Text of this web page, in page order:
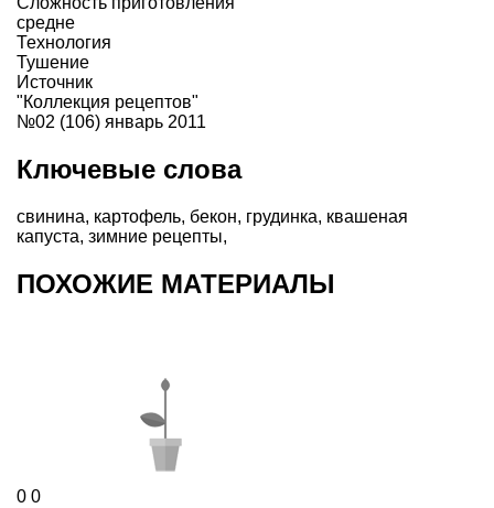
средне
Технология
Тушение
Источник
"Коллекция рецептов"
№02 (106) январь 2011
Ключевые слова
свинина, картофель, бекон, грудинка, квашеная
капуста, зимние рецепты,
ПОХОЖИЕ МАТЕРИАЛЫ
0 0